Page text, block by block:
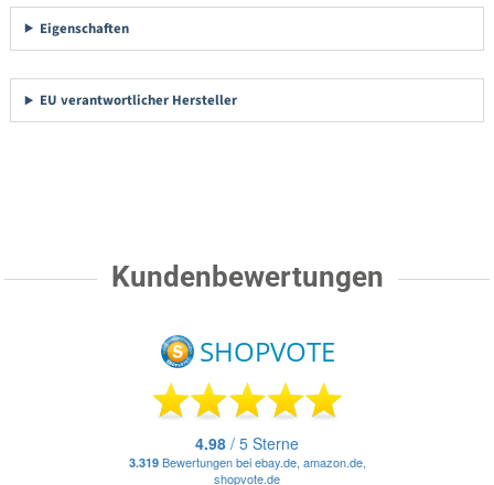
Eigenschaften
EU verantwortlicher Hersteller
Kundenbewertungen